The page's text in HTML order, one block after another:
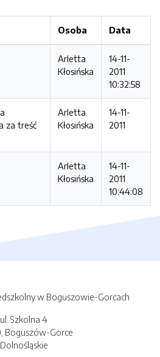
Osoba Data
Arletta
Kłosińska
14-11-
2011
10:32:58
za treść
Arletta
Kłosińska
14-11-
2011
Arletta
Kłosińska
14-11-
2011
10:44:08
w Boguszowie-Gorcach
ul. Szkolna 4
Boguszów-Gorce
Dolnośląskie